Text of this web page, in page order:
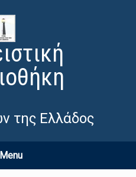
της Ελλάδος
Menu